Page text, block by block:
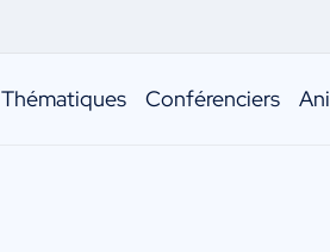
Thématiques Conférenciers